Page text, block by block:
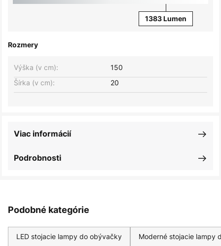
1383 Lumen
Rozmery
Šírka (v cm): 20
Výška (v cm): 150
Podrobnosti
Viac informácií
Podobné kategórie
LED stojacie lampy do obývačky Moderné stojacie lampy